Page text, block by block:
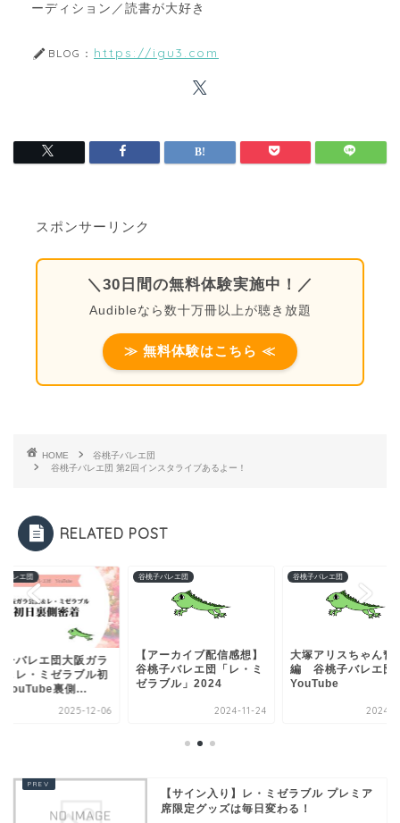
ーディション／読書が大好き
BLOG： https://igu3.com
スポンサーリンク
＼30日間の無料体験実施中！／
Audibleなら数十万冊以上が聴き放題
≫ 無料体験はこちら ≪
HOME
谷桃子バレエ団
谷桃子バレエ団 第2回インスタライブあるよー！
RELATED POST
バレエ団
子バレエ団大阪ガラ
＆レ・ミゼラブル初
YouTube裏側...
2025-12-06
谷桃子バレエ団
【アーカイブ配信感想】
谷桃子バレエ団「レ・ミ
ゼラブル」2024
2024-11-24
谷桃子バレエ団
大塚アリスちゃん奮
編 谷桃子バレエ団
YouTube
2024-
【サイン入り】レ・ミゼラブル プレミア
席限定グッズは毎日変わる！